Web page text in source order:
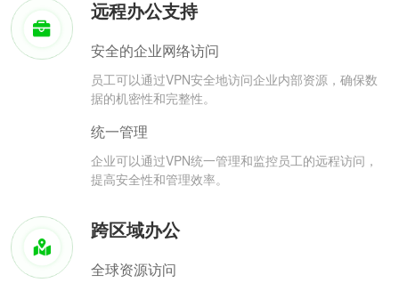
远程办公支持
安全的企业网络访问
员工可以通过VPN安全地访问企业内部资源，确保数
据的机密性和完整性。
统一管理
企业可以通过VPN统一管理和监控员工的远程访问，
提高安全性和管理效率。
跨区域办公
全球资源访问